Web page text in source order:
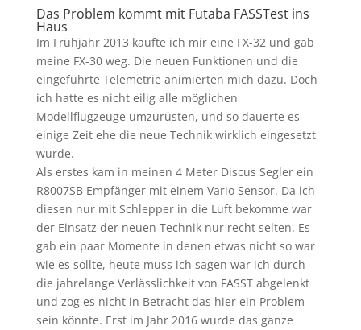
Das Problem kommt mit Futaba FASSTest ins
Haus
Im Frühjahr 2013 kaufte ich mir eine FX-32 und gab
meine FX-30 weg. Die neuen Funktionen und die
eingeführte Telemetrie animierten mich dazu. Doch
ich hatte es nicht eilig alle möglichen
Modellflugzeuge umzurüsten, und so dauerte es
einige Zeit ehe die neue Technik wirklich eingesetzt
wurde.
Als erstes kam in meinen 4 Meter Discus Segler ein
R8007SB Empfänger mit einem Vario Sensor. Da ich
diesen nur mit Schlepper in die Luft bekomme war
der Einsatz der neuen Technik nur recht selten. Es
gab ein paar Momente in denen etwas nicht so war
wie es sollte, heute muss ich sagen war ich durch
die jahrelange Verlässlichkeit von FASST abgelenkt
und zog es nicht in Betracht das hier ein Problem
sein könnte. Erst im Jahr 2016 wurde das ganze